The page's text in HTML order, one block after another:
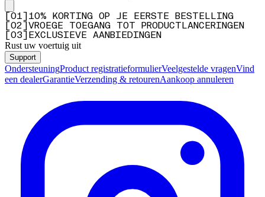
01
10% KORTING OP JE EERSTE BESTELLING
02
VROEGE TOEGANG TOT PRODUCTLANCERINGEN
03 EXCLUSIEVE AANBIEDINGEN
Rust uw voertuig uit
Support
OndersteuningProduct registratieformulierVeelgestelde vragenVind
een dealerGarantieVerzending & retourenAankoop annuleren